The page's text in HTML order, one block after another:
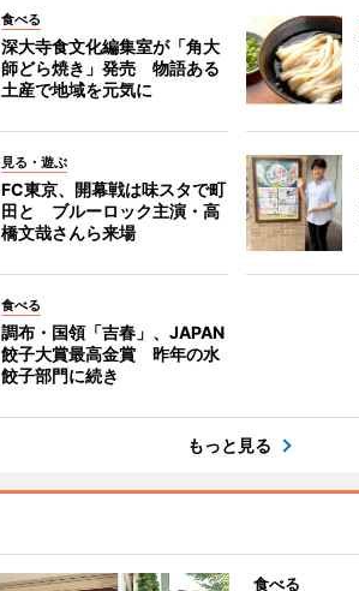
食べる
深大寺食文化編集室が「角大
師どら焼き」発売 物語ある
土産で地域を元気に
見る・遊ぶ
FC東京、開幕戦は味スタで町
田と ブルーロック主演・高
橋文哉さんら来場
食べる
調布・国領「吉春」、JAPAN
餃子大賞最高金賞 昨年の水
餃子部門に続き
もっと見る
食べる